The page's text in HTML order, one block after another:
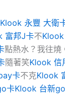
Klook 永豐 大衛
富邦J卡不
點熱水？我往燒
隨著笑Klook 信
卡不克Klook
卡Klook 台新